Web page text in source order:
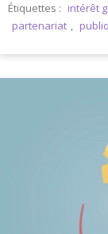
Étiquettes : intérêt
partenariat ,